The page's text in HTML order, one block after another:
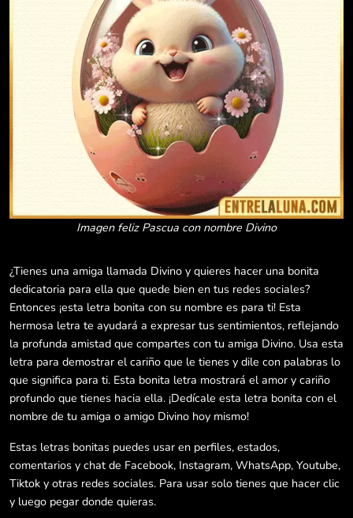
Imagen feliz Pascua con nombre Divino
¿Tienes una amiga llamada Divino y quieres hacer una bonita
dedicatoria para ella que quede bien en tus redes sociales?
Entonces ¡esta letra bonita con su nombre es para ti! Esta
hermosa letra te ayudará a expresar tus sentimientos, reflejando
la profunda amistad que compartes con tu amiga Divino. Usa esta
letra para demostrar el cariño que le tienes y dile con palabras lo
que significa para ti. Esta bonita letra mostrará el amor y cariño
profundo que tienes hacia ella. ¡Dedícale esta letra bonita con el
nombre de tu amiga o amigo Divino hoy mismo!
Estas letras bonitas puedes usar en perfiles, estados,
comentarios y chat de Facebook, Instagram, WhatsApp, Youtube,
Tiktok y otras redes sociales. Para usar solo tienes que hacer clic
y luego pegar donde quieras.